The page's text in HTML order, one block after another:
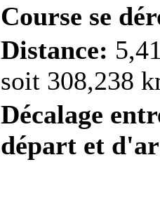
Course se
Distance:
soit 308,238
Décalage
départ et